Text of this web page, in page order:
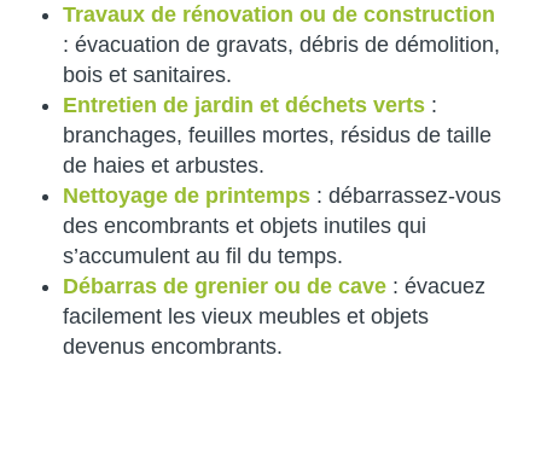
Travaux de rénovation ou de construction
: évacuation de gravats, débris de démolition,
bois et sanitaires.
Entretien de jardin et déchets verts :
branchages, feuilles mortes, résidus de taille
de haies et arbustes.
Nettoyage de printemps : débarrassez-vous
des encombrants et objets inutiles qui
s’accumulent au fil du temps.
Débarras de grenier ou de cave : évacuez
facilement les vieux meubles et objets
devenus encombrants.